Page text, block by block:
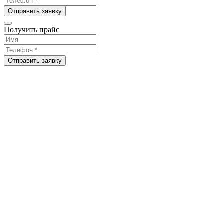
Отправить заявку
Получить прайс
Отправить заявку